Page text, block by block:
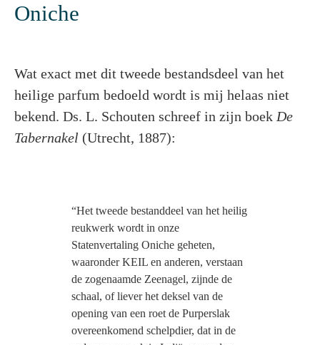
Oniche
Wat exact met dit tweede bestandsdeel van het
heilige parfum bedoeld wordt is mij helaas niet
bekend. Ds. L. Schouten schreef in zijn boek De
Tabernakel (Utrecht, 1887):
“Het tweede bestanddeel van het heilig
reukwerk wordt in onze
Statenvertaling Oniche geheten,
waaronder KEIL en anderen, verstaan
de zogenaamde Zeenagel, zijnde de
schaal, of liever het deksel van de
opening van een roet de Purperslak
overeenkomend schelpdier, dat in de